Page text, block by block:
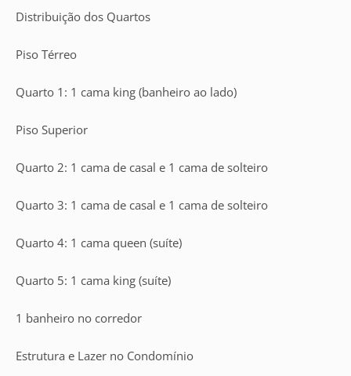
Distribuição dos Quartos
Piso Térreo
Quarto 1: 1 cama king (banheiro ao lado)
Piso Superior
Quarto 2: 1 cama de casal e 1 cama de solteiro
Quarto 3: 1 cama de casal e 1 cama de solteiro
Quarto 4: 1 cama queen (suíte)
Quarto 5: 1 cama king (suíte)
1 banheiro no corredor
Estrutura e Lazer no Condomínio